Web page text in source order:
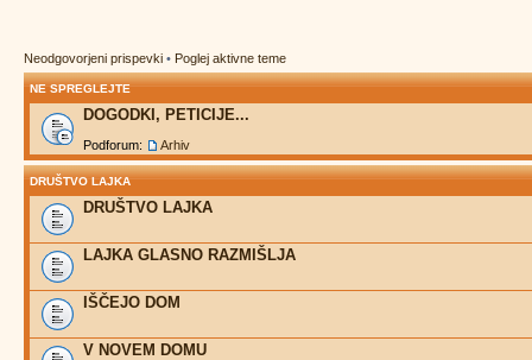
Neodgovorjeni prispevki • Poglej aktivne teme
NE SPREGLEJTE
DOGODKI, PETICIJE...
Podforum: Arhiv
DRUŠTVO LAJKA
DRUŠTVO LAJKA
LAJKA GLASNO RAZMIŠLJA
IŠČEJO DOM
V NOVEM DOMU